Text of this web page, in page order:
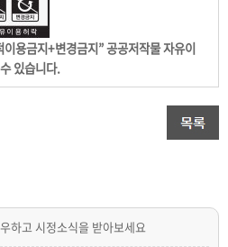
용금지+변경금지” 공공저작물 자유이
있습니다.
하고 시정소식을 받아보세요